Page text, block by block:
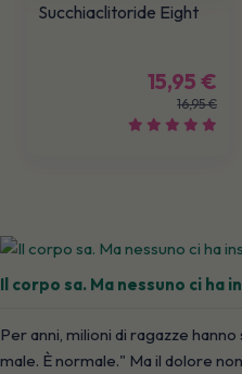
Succhiaclitoride Eight
15,95 €
16,95 €
Il corpo sa. Ma nessuno ci ha
Per anni, milioni di ragazze
male. È normale." Ma il dolore